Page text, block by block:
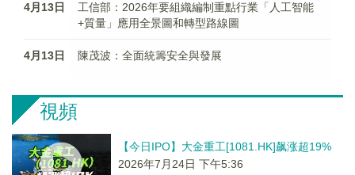
4月13日
工信部：2026年要組織編制重點行業「人工智能
+質量」應用全景圖和轉型路線圖
4月13日 陳茂波：全面統籌安全與發展
視頻
【今日IPO】大金重工[1081.HK]飙涨超19%
2026年7月24日 下午5:36